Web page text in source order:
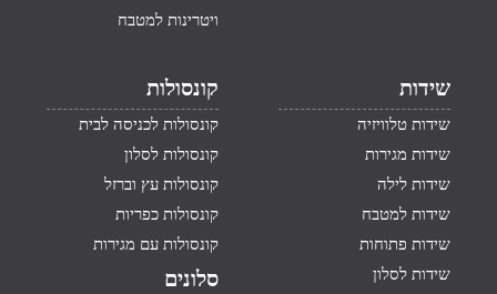
ויטרינות למטבח
שידות
שידות טלוויזיה
שידות מגירות
שידות לילה
שידות למטבח
שידות פתוחות
שידות לסלון
קונסולות
קונסולות לכניסה לבית
קונסולות לסלון
קונסולות עץ וברזל
קונסולות כפריות
קונסולות עם מגירות
סלונים